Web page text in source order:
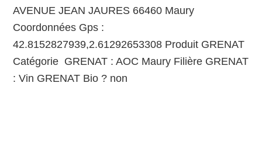
AVENUE JEAN JAURES 66460 Maury
Coordonnées Gps :
42.8152827939,2.61292653308 Produit GRENAT
Catégorie GRENAT : AOC Maury Filière GRENAT
: Vin GRENAT Bio ? non